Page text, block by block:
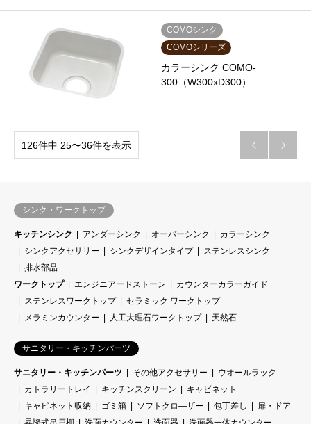
COMOシンク
COMOシリーズ
カラーシンク COMO-
300（W300xD300）
126件中 25〜36件を表示  
シンク・ワークトップ
キッチンシンク アンダーシンク オーバーシンク
カラーシンク
シンクアクセサリー
シンクデザインタイプ
ステンレスシンク
排水部品
ワークトップ
エンジニアードストーン
カウンターカラーガイド
ステンレスワークトップ
セラミック ワークトップ
メラミンカウンター
人工大理石ワークトップ 天然石
サニタリー・キッチンパーツ
サニタリー・キッチンパーツ その他アクセサリー
ウオールラック
カトラリートレイ
キッチンスクリーン
キャビネット
キャビネット収納
ゴミ箱 ソフトクロ―ザー 包丁差し
扉・ドア